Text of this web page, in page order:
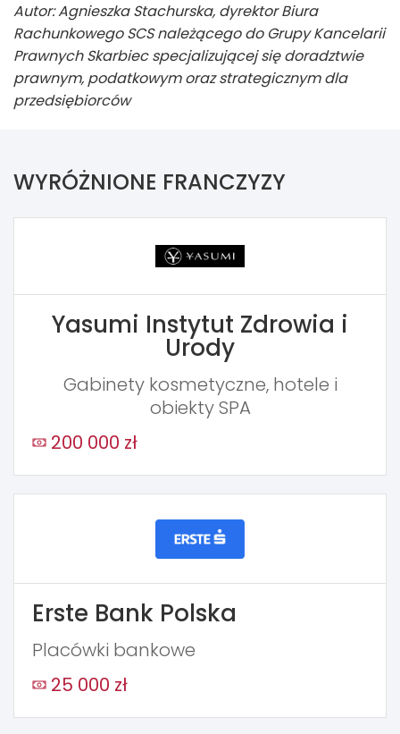
Autor: Agnieszka Stachurska, dyrektor Biura
Rachunkowego SCS należącego do Grupy Kancelarii
Prawnych Skarbiec specjalizującej się doradztwie
prawnym, podatkowym oraz strategicznym dla
przedsiębiorców
WYRÓŻNIONE FRANCZYZY
Yasumi Instytut Zdrowia i
Urody
Gabinety kosmetyczne, hotele i
obiekty SPA
200 000 zł
Erste Bank Polska
Placówki bankowe
25 000 zł